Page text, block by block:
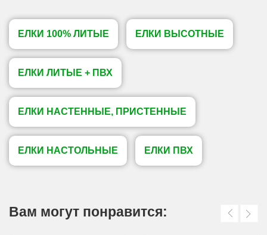
ЕЛКИ 100% ЛИТЫЕ ЕЛКИ ВЫСОТНЫЕ
ЕЛКИ ЛИТЫЕ + ПВХ
ЕЛКИ НАСТЕННЫЕ, ПРИСТЕННЫЕ
ЕЛКИ НАСТОЛЬНЫЕ ЕЛКИ ПВХ
Вам могут понравится: